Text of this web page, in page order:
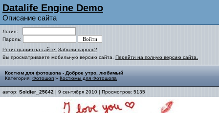
Datalife Engine Demo
Описание сайта
Логин:
Пароль:
Регистрация на сайте! Забыли пароль?
Вы просматриваете мобильную версию сайта. Перейти на полную версию сайта.
Костюм для фотошопа - Доброе утро, любимый
Категория: Фотошоп » Костюмы для Фотошопа
автор: Soldier_25642 | 9 сентября 2010 | Просмотров: 5135